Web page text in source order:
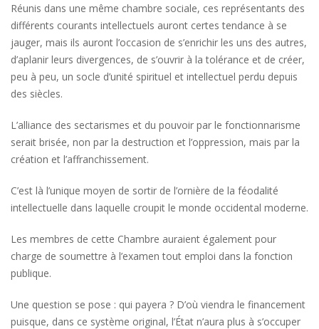
Réunis dans une même chambre sociale, ces représentants des
différents courants intellectuels auront certes tendance à se
jauger, mais ils auront l’occasion de s’enrichir les uns des autres,
d’aplanir leurs divergences, de s’ouvrir à la tolérance et de créer,
peu à peu, un socle d’unité spirituel et intellectuel perdu depuis
des siècles.
L’alliance des sectarismes et du pouvoir par le fonctionnarisme
serait brisée, non par la destruction et l’oppression, mais par la
création et l’affranchissement.
C’est là l’unique moyen de sortir de l’ornière de la féodalité
intellectuelle dans laquelle croupit le monde occidental moderne.
Les membres de cette Chambre auraient également pour
charge de soumettre à l’examen tout emploi dans la fonction
publique.
Une question se pose : qui payera ? D’où viendra le financement
puisque, dans ce système original, l’État n’aura plus à s’occuper